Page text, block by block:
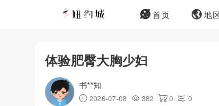
首页 地
体验肥臀大胸少妇
书**知
2026-07-08 382 0 0